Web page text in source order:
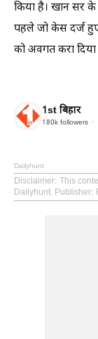
किया है। खान सर के
पहले जो केस दर्ज
को अवगत करा दिया
1st बिहार
180k followers
Dailyhunt
Disclaimer: This
Dailyhunt. Publisher: